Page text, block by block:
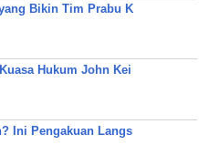
Bikin Tim Prabu K
Hukum John Kei
Ini Pengakuan Langs